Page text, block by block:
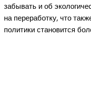
забывать и об
на переработку, что
политики становится